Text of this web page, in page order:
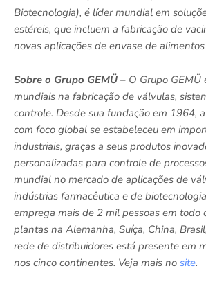
Biotecnologia), é líder mundial em
estéreis, que incluem a fabricação de
novas aplicações de envase de
Sobre o Grupo GEMÜ – O Grupo GEMÜ
mundiais na fabricação de válvulas,
controle. Desde sua fundação em 1964,
com foco global se estabeleceu em
industriais, graças a seus produtos
personalizadas para controle de
mundial no mercado de aplicações de
indústrias farmacêutica e de
emprega mais de 2 mil pessoas em todo
plantas na Alemanha, Suíça, China,
rede de distribuidores está presente em
nos cinco continentes. Veja mais no site.